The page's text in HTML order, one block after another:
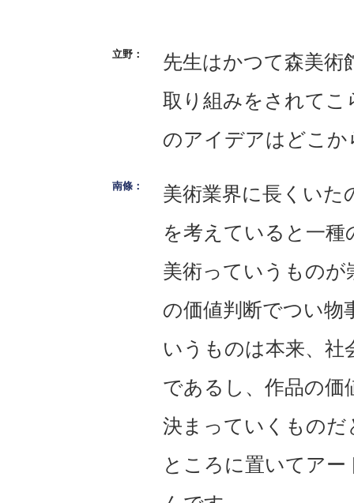
先生はかつて森美術
取り組みをされて
のアイデアはどこ
美術業界に長くいた
を考えていると一
美術っていうものが
の価値判断でつい物
いうものは本来、社
であるし、作品の価
決まっていくもの
ところに置いてア